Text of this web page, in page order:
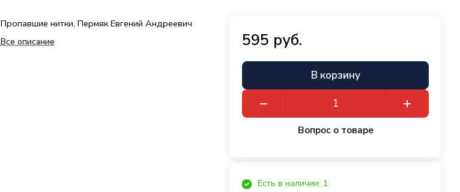
Пропавшие нитки, Пермяк Евгений Андреевич
Все описание 595 руб.
В корзину
Вопрос о товаре
Есть в наличии: 1